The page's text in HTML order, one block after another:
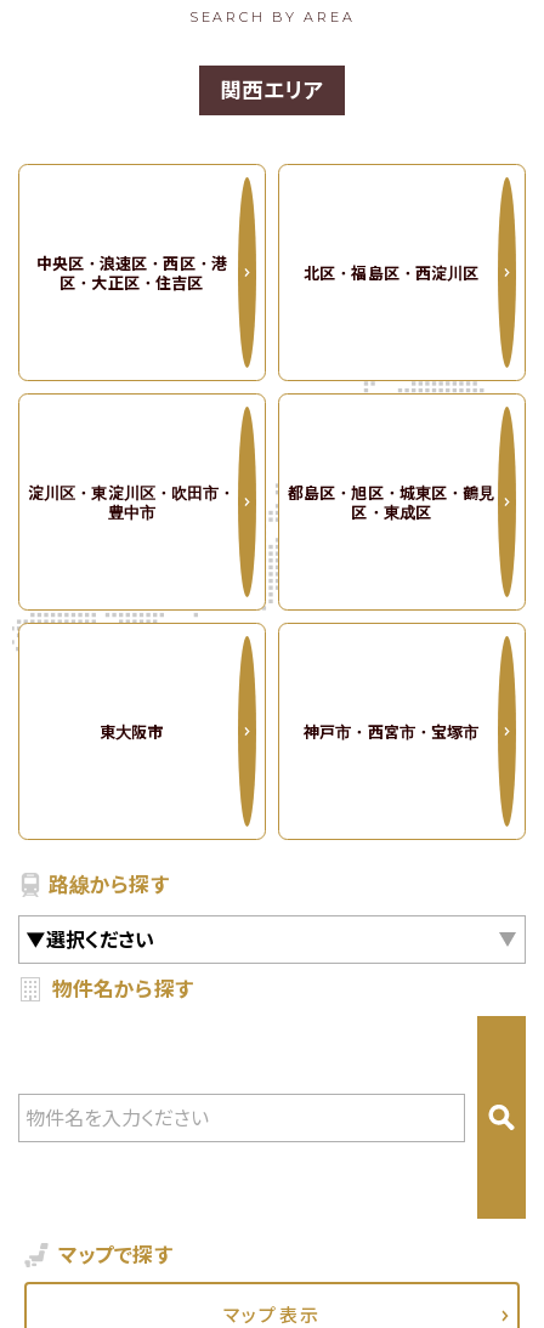
マップ表示
関西エリアの全物件を見る
関東エリアの物件はこちら
物件の最新情報
特別仕様をご紹介
ご契約・ご入居後の サポートガイド
で問い合わせする
友だち追加でお得！
お問い合わせフォーム
1分で入力完了！
【入居を希望のお客様】
【入居者様専用ダイヤル】
0800-080-
会社概要
FOLLOW US
SEARCH BY AREA
関西エリア
中央区・浪速区・西区・港
区・大正区・住吉区
北区・福島区・西淀川区
淀川区・東淀川区・吹田市・
豊中市
都島区・旭区・城東区・鶴見
区・東成区
東大阪市 神戸市・西宮市・宝塚市
路線から探す
物件名から探す
マップで探す
マップ表示